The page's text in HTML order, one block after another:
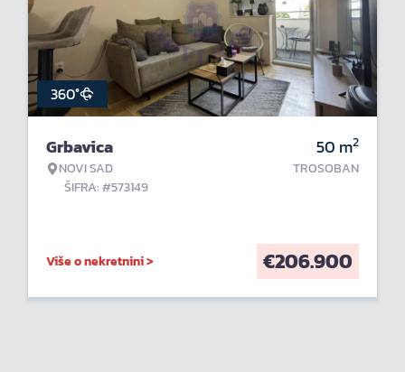
360°
Grbavica
NOVI SAD
ŠIFRA: #573149
50 m2
TROSOBAN
Više o nekretnini > €206.900